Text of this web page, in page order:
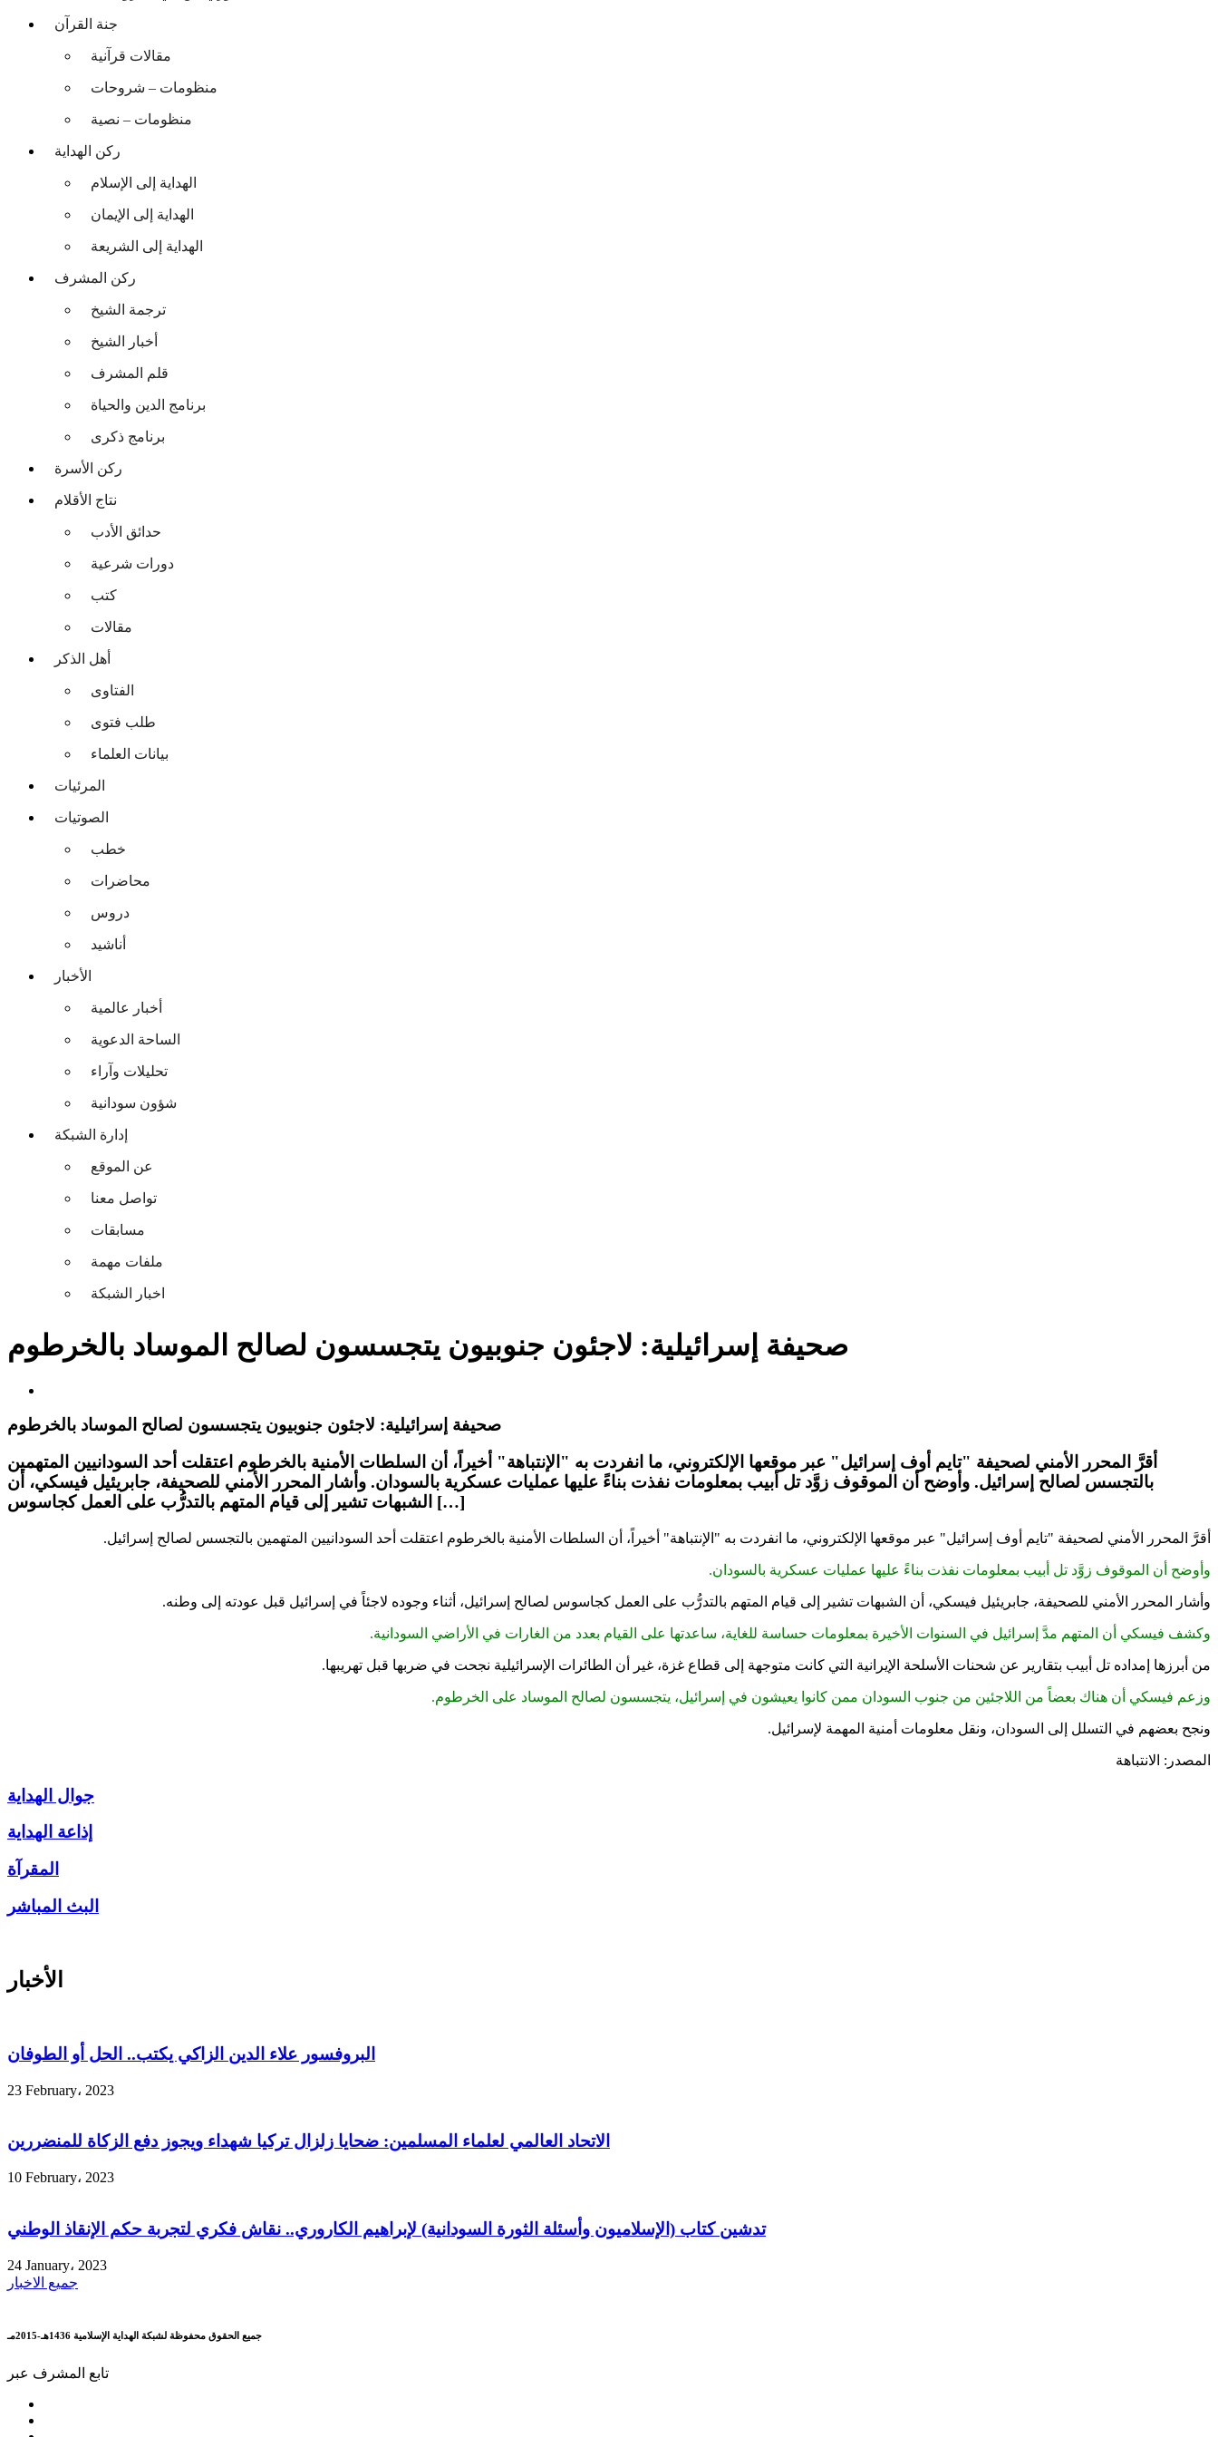
جنة القرآن
مقالات قرآنية
منظومات – شروحات
منظومات – نصية
ركن الهداية
الهداية إلى الإسلام
الهداية إلى الإيمان
الهداية إلى الشريعة
ركن المشرف
ترجمة الشيخ
أخبار الشيخ
قلم المشرف
برنامج الدين والحياة
برنامج ذكرى
ركن الأسرة
نتاج الأقلام
حدائق الأدب
دورات شرعية
كتب
مقالات
أهل الذكر
الفتاوى
طلب فتوى
بيانات العلماء
المرئيات
الصوتيات
خطب
محاضرات
دروس
أناشيد
الأخبار
أخبار عالمية
الساحة الدعوية
تحليلات وآراء
شؤون سودانية
إدارة الشبكة
عن الموقع
تواصل معنا
مسابقات
ملفات مهمة
اخبار الشبكة
صحيفة إسرائيلية: لاجئون جنوبيون يتجسسون لصالح الموساد بالخرطوم
صحيفة إسرائيلية: لاجئون جنوبيون يتجسسون لصالح الموساد بالخرطوم
أقرَّ المحرر الأمني لصحيفة "تايم أوف إسرائيل" عبر موقعها الإلكتروني، ما انفردت به "الإنتباهة" أخيراً، أن السلطات الأمنية بالخرطوم اعتقلت أحد السودانيين المتهمين
بالتجسس لصالح إسرائيل. وأوضح أن الموقوف زوَّد تل أبيب بمعلومات نفذت بناءً عليها عمليات عسكرية بالسودان. وأشار المحرر الأمني للصحيفة، جابريئيل فيسكي، أن
الشبهات تشير إلى قيام المتهم بالتدرُّب على العمل كجاسوس […]
أقرَّ المحرر الأمني لصحيفة "تايم أوف إسرائيل" عبر موقعها الإلكتروني، ما انفردت به "الإنتباهة" أخيراً، أن السلطات الأمنية بالخرطوم اعتقلت أحد السودانيين المتهمين بالتجسس لصالح إسرائيل.
وأوضح أن الموقوف زوَّد تل أبيب بمعلومات نفذت بناءً عليها عمليات عسكرية بالسودان.
وأشار المحرر الأمني للصحيفة، جابريئيل فيسكي، أن الشبهات تشير إلى قيام المتهم بالتدرُّب على العمل كجاسوس لصالح إسرائيل، أثناء وجوده لاجئاً في إسرائيل قبل عودته إلى وطنه.
وكشف فيسكي أن المتهم مدَّ إسرائيل في السنوات الأخيرة بمعلومات حساسة للغاية، ساعدتها على القيام بعدد من الغارات في الأراضي السودانية.
من أبرزها إمداده تل أبيب بتقارير عن شحنات الأسلحة الإيرانية التي كانت متوجهة إلى قطاع غزة، غير أن الطائرات الإسرائيلية نجحت في ضربها قبل تهريبها.
وزعم فيسكي أن هناك بعضاً من اللاجئين من جنوب السودان ممن كانوا يعيشون في إسرائيل، يتجسسون لصالح الموساد على الخرطوم.
ونجح بعضهم في التسلل إلى السودان، ونقل معلومات أمنية المهمة لإسرائيل.
المصدر: الانتباهة
جوال الهداية
إذاعة الهداية
المقرآة
البث المباشر
الأخبار
البروفسور علاء الدين الزاكي يكتب.. الحل أو الطوفان
23 February، 2023
الاتحاد العالمي لعلماء المسلمين: ضحايا زلزال تركيا شهداء ويجوز دفع الزكاة للمنضررين
10 February، 2023
تدشين كتاب (الإسلاميون وأسئلة الثورة السودانية) لإبراهيم الكاروري.. نقاش فكري لتجربة حكم الإنقاذ الوطني
24 January، 2023
جميع الاخبار
جميع الحقوق محفوظة لشبكة الهداية الإسلامية 1436هـ-2015مـ
تابع المشرف عبر